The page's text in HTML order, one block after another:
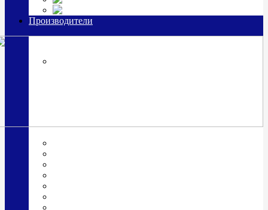
Производители